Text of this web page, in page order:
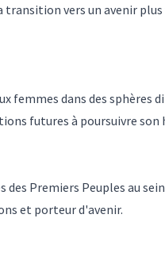
vers un avenir
femmes dans des sphères
futures à poursuivre son
Premiers Peuples au
et porteur d'avenir.